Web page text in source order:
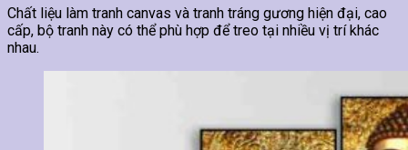
Chất liệu làm tranh canvas và tranh tráng gương hiện đại, cao
cấp, bộ tranh này có thể phù hợp để treo tại nhiều vị trí khác
nhau.